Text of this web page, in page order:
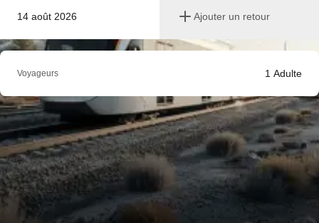
14 août 2026 Ajouter un retour
Voyageurs 1 Adulte